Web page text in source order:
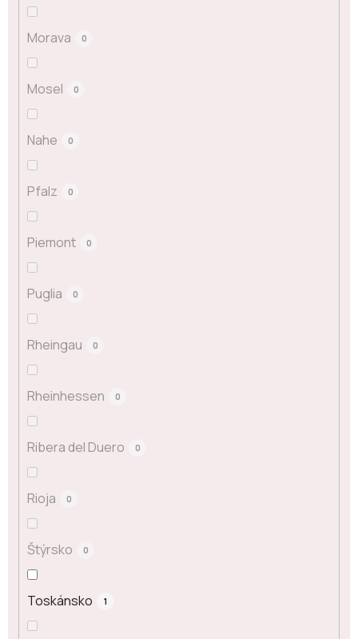
Morava 0
Mosel 0
Nahe 0
Pfalz 0
Piemont 0
Puglia 0
Rheingau 0
Rheinhessen 0
Ribera del Duero 0
Rioja 0
Štýrsko 0
Toskánsko 1